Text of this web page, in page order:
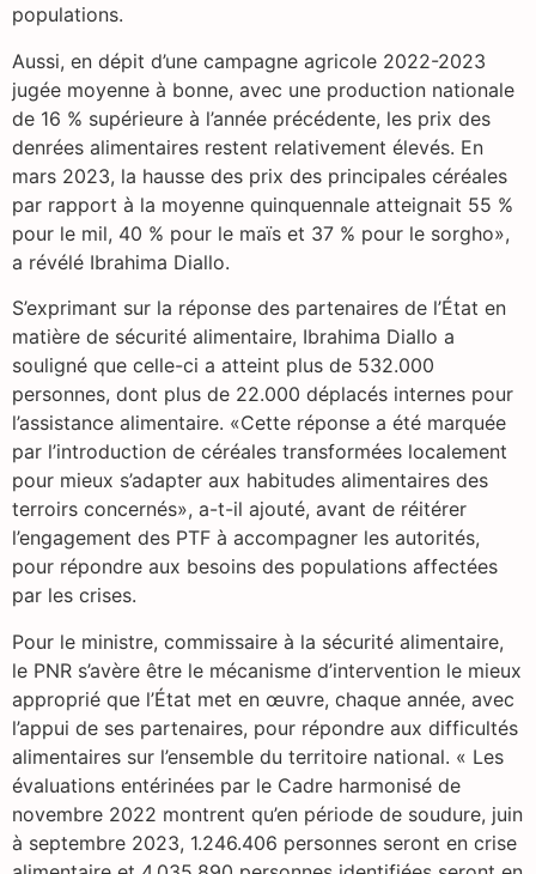
populations.
Aussi, en dépit d’une campagne agricole 2022-2023
jugée moyenne à bonne, avec une production nationale
de 16 % supérieure à l’année précédente, les prix des
denrées alimentaires restent relativement élevés. En
mars 2023, la hausse des prix des principales céréales
par rapport à la moyenne quinquennale atteignait 55 %
pour le mil, 40 % pour le maïs et 37 % pour le sorgho»,
a révélé Ibrahima Diallo.
S’exprimant sur la réponse des partenaires de l’État en
matière de sécurité alimentaire, Ibrahima Diallo a
souligné que celle-ci a atteint plus de 532.000
personnes, dont plus de 22.000 déplacés internes pour
l’assistance alimentaire. «Cette réponse a été marquée
par l’introduction de céréales transformées localement
pour mieux s’adapter aux habitudes alimentaires des
terroirs concernés», a-t-il ajouté, avant de réitérer
l’engagement des PTF à accompagner les autorités,
pour répondre aux besoins des populations affectées
par les crises.
Pour le ministre, commissaire à la sécurité alimentaire,
le PNR s’avère être le mécanisme d’intervention le mieux
approprié que l’État met en œuvre, chaque année, avec
l’appui de ses partenaires, pour répondre aux difficultés
alimentaires sur l’ensemble du territoire national. « Les
évaluations entérinées par le Cadre harmonisé de
novembre 2022 montrent qu’en période de soudure, juin
à septembre 2023, 1.246.406 personnes seront en crise